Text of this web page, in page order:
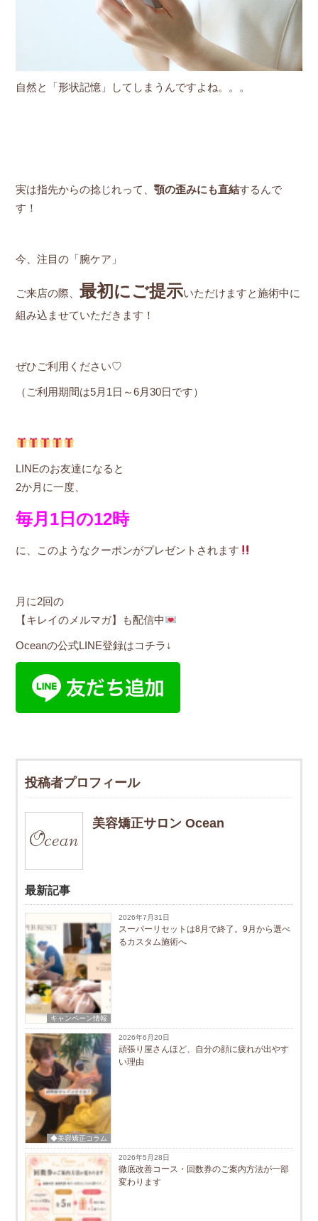
自然と「形状記憶」してしまうんですよね。。。
実は指先からの捻じれって、 顎の歪みにも直結するんで
す！
今、注目の「腕ケア」
ご来店の際、 最初にご提示いただけますと施術中に
組み込ませていただきます！
ぜひご利用ください♡
（ご利用期間は5月1日～6月30日です）
LINEのお友達になると
2か月に一度、
毎月1日の12時
に、このようなクーポンがプレゼントされます
月に2回の
【キレイのメルマガ】も配信中
Oceanの公式LINE登録はコチラ↓
投稿者プロフィール
美容矯正サロン Ocean
最新記事
キャンペーン情報
2026年7月31日
スーパーリセットは8月で終了。9月から選べ
るカスタム施術へ
◆美容矯正コラム
2026年6月20日
頑張り屋さんほど、自分の顔に疲れが出やす
い理由
2026年5月28日
徹底改善コース・回数券のご案内方法が一部
変わります